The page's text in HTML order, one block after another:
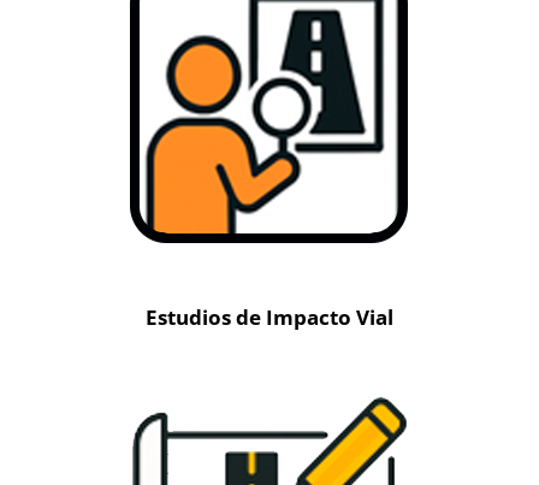
Estudios de Impacto Vial